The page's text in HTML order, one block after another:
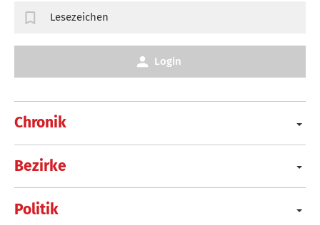
Chronik
Bezirke
Politik
Lesezeichen
Login